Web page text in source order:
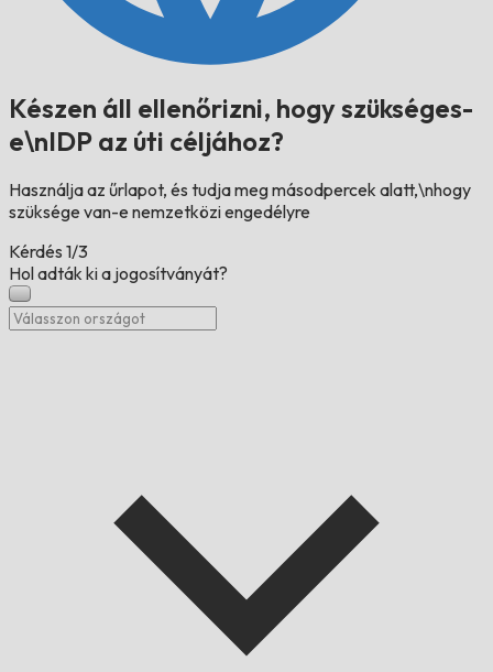
Készen áll ellenőrizni, hogy szükséges-
e\nIDP az úti céljához?
Használja az űrlapot, és tudja meg másodpercek alatt,\nhogy
szüksége van-e nemzetközi engedélyre
Kérdés 1/3
Hol adták ki a jogosítványát?